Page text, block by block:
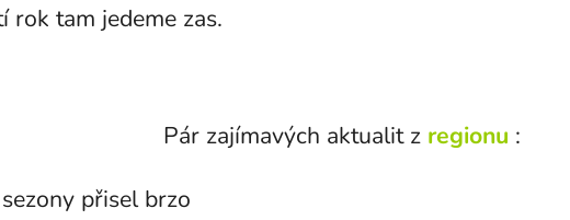
rok tam jedeme zas.
Pár zajímavých aktualit z regionu :
přisel brzo